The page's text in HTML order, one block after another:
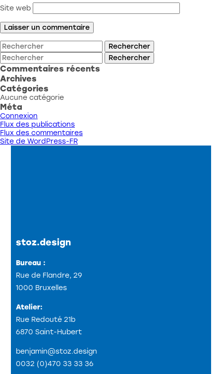
Site web
Rechercher
Rechercher
Commentaires récents
Archives
Catégories
Aucune catégorie
Méta
Connexion
Flux des publications
Flux des commentaires
Site de WordPress-FR
stoz.design
Bureau :
Rue de Flandre, 29
1000 Bruxelles
Atelier:
Rue Redouté 21b
6870 Saint-Hubert
benjamin@stoz.design
0032 (0)470 33 33 36